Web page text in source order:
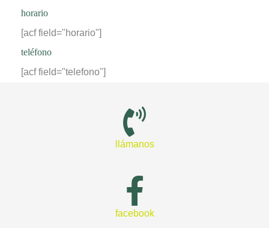
horario
[acf field="horario"]
teléfono
[acf field="telefono"]
llámanos
facebook